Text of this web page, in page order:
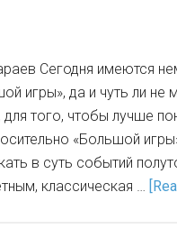
Сегодня имеются
игры», да и чуть ли не
того, чтобы лучше
«Большой
в суть событий
классическая …